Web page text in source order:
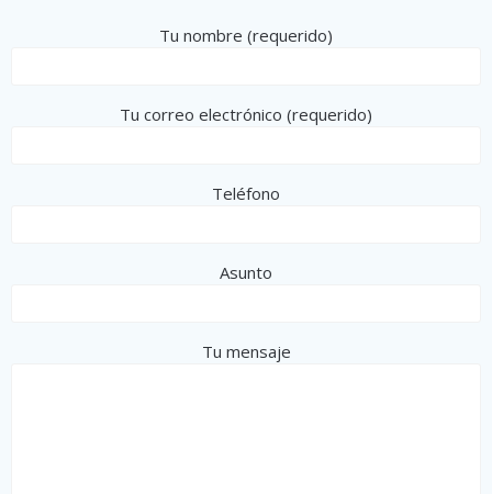
Tu nombre (requerido)
Tu correo electrónico (requerido)
Teléfono
Asunto
Tu mensaje